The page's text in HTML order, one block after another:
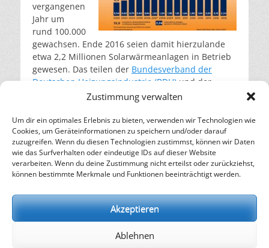
Zustimmung verwalten
Um dir ein optimales Erlebnis zu bieten, verwenden wir Technologien wie
Cookies, um Geräteinformationen zu speichern und/oder darauf
zuzugreifen. Wenn du diesen Technologien zustimmst, können wir Daten
wie das Surfverhalten oder eindeutige IDs auf dieser Website
verarbeiten. Wenn du deine Zustimmung nicht erteilst oder zurückziehst,
können bestimmte Merkmale und Funktionen beeinträchtigt werden.
Akzeptieren
Ablehnen
vergangenen
Jahr um
rund 100.000
gewachsen. Ende 2016 seien damit hierzulande
etwa 2,2 Millionen Solarwärmeanlagen in Betrieb
gewesen. Das teilen der Bundesverband der
Deutschen Heizungsindustrie (BDH) und der
Bundesverband Solarwirtschaft (BSW-Solar)
in Deutschland – © BSW-Solar, BDH, Stand 1_2107)
weiterlesen…
– Energie für die Zukunft –
Nachhaltigkeit, Kreislaufwirtschaft,
Erneuerbare Energien, Klimawandel und Energiewende.